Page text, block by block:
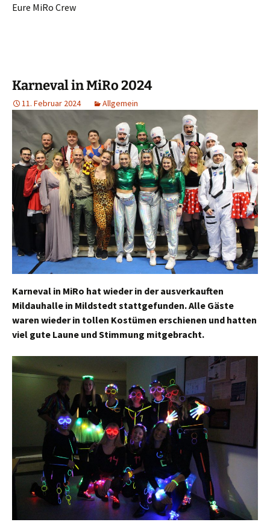
Eure MiRo Crew
Karneval in MiRo 2024
11. Februar 2024 Allgemein
Karneval in MiRo hat wieder in der ausverkauften
Mildauhalle in Mildstedt stattgefunden. Alle Gäste
waren wieder in tollen Kostümen erschienen und hatten
viel gute Laune und Stimmung mitgebracht.